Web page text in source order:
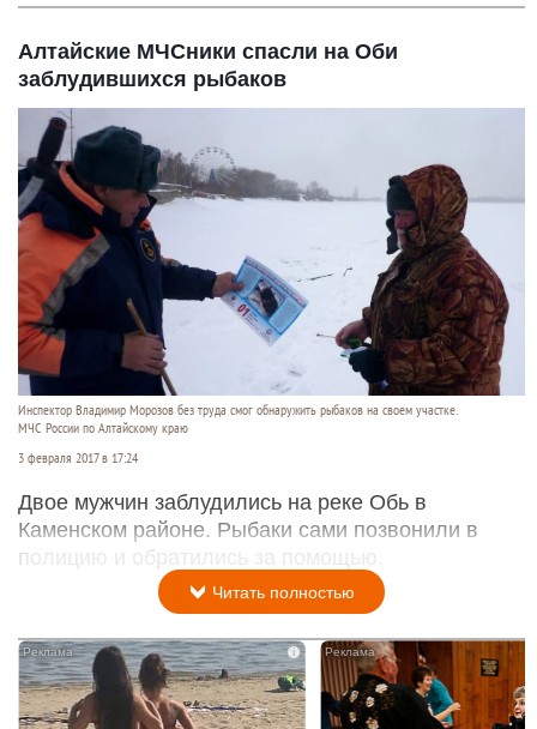
Алтайские МЧСники спасли на Оби
заблудившихся рыбаков
Инспектор Владимир Морозов без труда смог обнаружить рыбаков на своем участке.
МЧС России по Алтайскому краю
3 февраля 2017 в 17:24
Двое мужчин заблудились на реке Обь в
Каменском районе. Рыбаки сами позвонили в
полицию и обратились за помощью.
Читать полностью
i